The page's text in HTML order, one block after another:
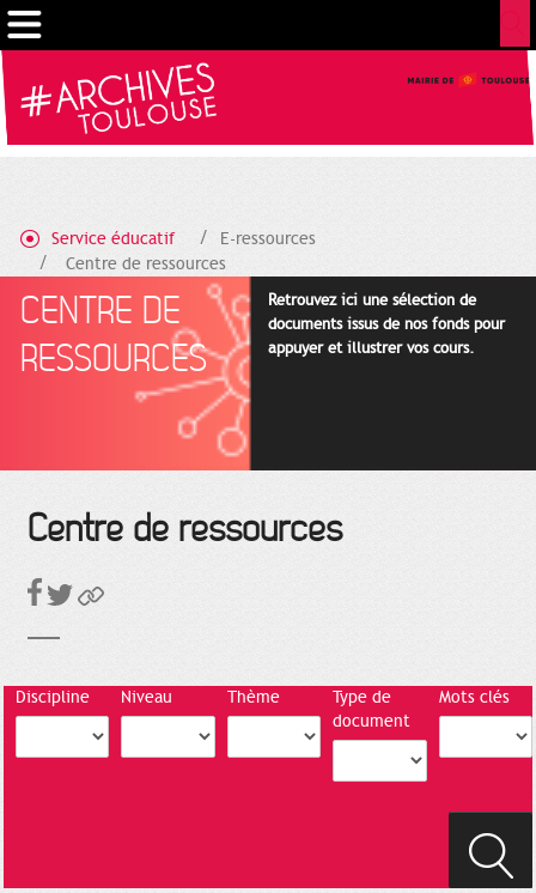
Service éducatif
E-ressources
Centre de ressources
CENTRE DE
RESSOURCES
Retrouvez ici une sélection de
documents issus de nos fonds pour
appuyer et illustrer vos cours.
Centre de ressources
Discipline Niveau Thème
Type de
document
Mots clés
Cookies management panel